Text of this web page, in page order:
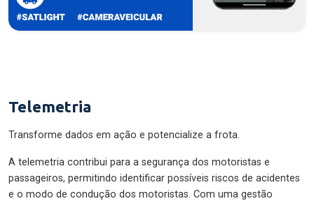
Telemetria
Transforme dados em ação e potencialize a frota.
A telemetria contribui para a segurança dos motoristas e
passageiros, permitindo identificar possíveis riscos de acidentes
e o modo de condução dos motoristas. Com uma gestão